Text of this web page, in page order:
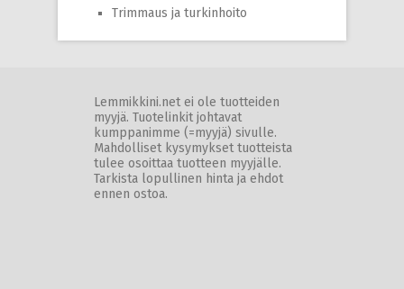
Trimmaus ja turkinhoito
Lemmikkini.net ei ole tuotteiden
myyjä. Tuotelinkit johtavat
kumppanimme (=myyjä) sivulle.
Mahdolliset kysymykset tuotteista
tulee osoittaa tuotteen myyjälle.
Tarkista lopullinen hinta ja ehdot
ennen ostoa.